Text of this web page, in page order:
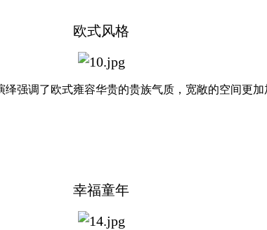
欧式风格
调了欧式雍容华贵的贵族气质，宽敞的空间更加
幸福童年